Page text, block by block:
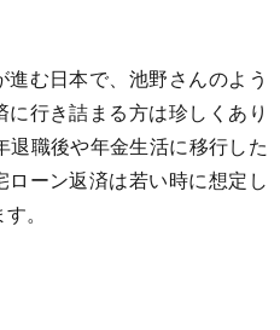
進む日本で、池野さんのよう
行き詰まる方は珍しくあり
退職後や年金生活に移行した
ーン返済は若い時に想定し
。